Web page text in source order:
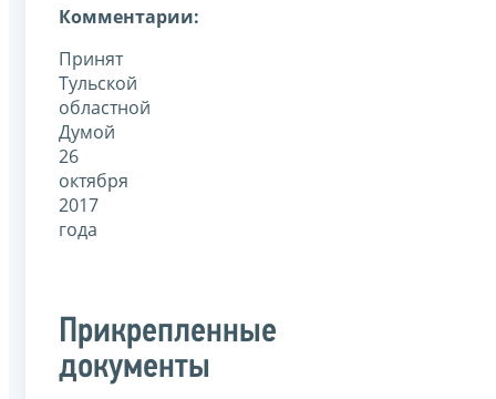
Комментарии:
Принят
Тульской
областной
Думой
26
октября
2017
года
Прикрепленные
документы